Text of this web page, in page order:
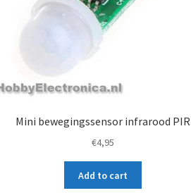
Mini bewegingssensor infrarood PIR
€4,95
Add to cart